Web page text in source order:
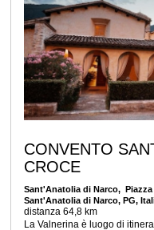
CONVENTO
CROCE
Sant'Anatolia di Narco, Piazza
Sant'Anatolia di Narco, PG,
distanza 64,8 km
La Valnerina è luogo di